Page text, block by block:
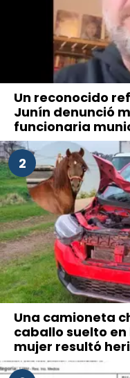
Un reconocido
Junín denunció
funcionaria
2
Una camioneta
caballo suelto en
mujer resultó